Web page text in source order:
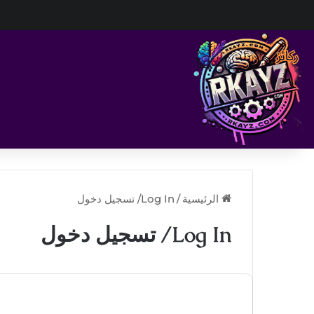
الرئيسية / Log In/ تسجيل دخول
Log In/ تسجيل دخول